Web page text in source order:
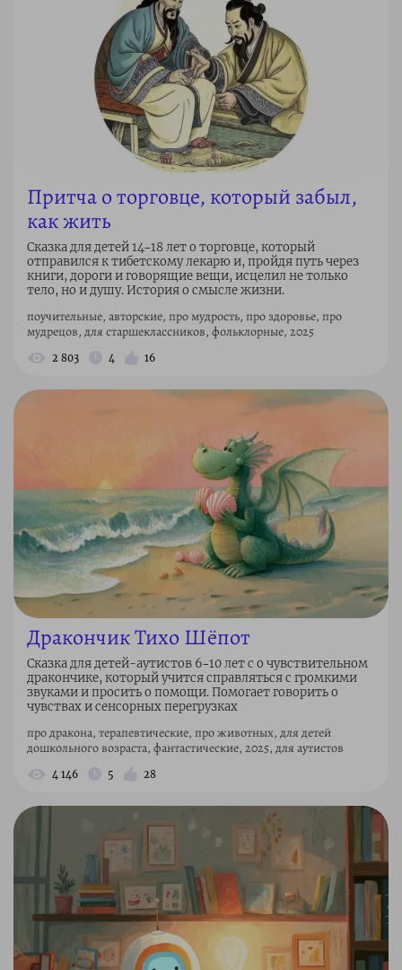
Притча о торговце, который забыл,
как жить
Сказка для детей 14–18 лет о торговце, который
отправился к тибетскому лекарю и, пройдя путь через
книги, дороги и говорящие вещи, исцелил не только
тело, но и душу. История о смысле жизни.
поучительные, авторские, про мудрость, про здоровье, про
мудрецов, для старшеклассников, фольклорные, 2025
2 803 4 16
Дракончик Тихо Шёпот
Сказка для детей-аутистов 6–10 лет с о чувствительном
дракончике, который учится справляться с громкими
звуками и просить о помощи. Помогает говорить о
чувствах и сенсорных перегрузках
про дракона, терапевтические, про животных, для детей
дошкольного возраста, фантастические, 2025, для аутистов
4 146 5 28